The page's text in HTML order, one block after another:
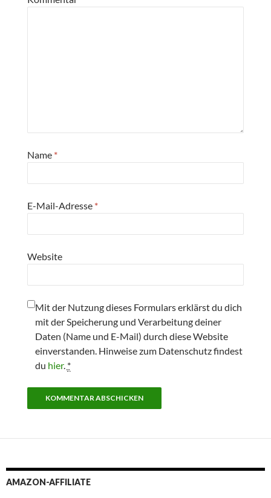
Name *
E-Mail-Adresse *
Website
Mit der Nutzung dieses Formulars erklärst du dich
mit der Speicherung und Verarbeitung deiner
Daten (Name und E-Mail) durch diese Website
einverstanden. Hinweise zum Datenschutz findest
du hier. *
AMAZON-AFFILIATE